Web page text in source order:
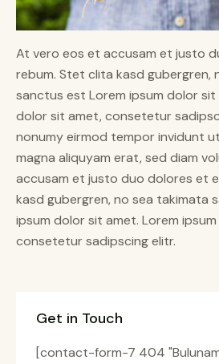
At vero eos et accusam et justo
rebum. Stet clita kasd gubergren,
sanctus est Lorem ipsum dolor sit
dolor sit amet, consetetur
nonumy eirmod tempor invidunt
magna aliquyam erat, sed diam
accusam et justo duo dolores et
kasd gubergren, no sea takimata
ipsum dolor sit amet. Lorem
consetetur sadipscing elitr.
Get in Touch
[contact-form-7 404